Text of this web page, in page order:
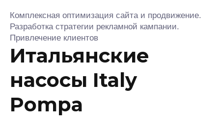
Комплексная оптимизация сайта и продвижение.
Разработка стратегии рекламной кампании.
Привлечение клиентов
Итальянские
насосы Italy
Pompa